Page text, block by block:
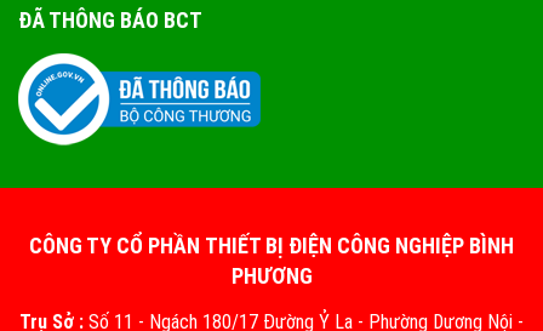
ĐÃ THÔNG BÁO BCT
CÔNG TY CỔ PHẦN THIẾT BỊ ĐIỆN CÔNG NGHIỆP BÌNH
PHƯƠNG
Trụ Sở : Số 11 - Ngách 180/17 Đường Ỷ La - Phường Dương Nội -